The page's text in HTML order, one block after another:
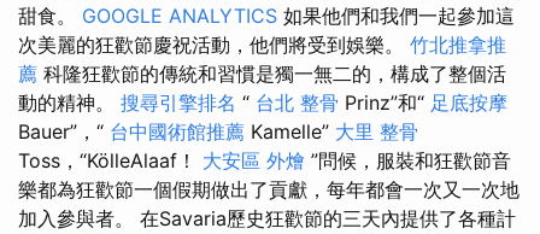
甜食。 GOOGLE ANALYTICS 如果他們和我們一起參加這
次美麗的狂歡節慶祝活動，他們將受到娛樂。 竹北推拿推
薦 科隆狂歡節的傳統和習慣是獨一無二的，構成了整個活
動的精神。 搜尋引擎排名 “ 台北 整骨 Prinz”和“ 足底按摩
Bauer”，“ 台中國術館推薦 Kamelle” 大里 整骨
Toss，“KölleAlaaf！ 大安區 外燴 ”問候，服裝和狂歡節音
樂都為狂歡節一個假期做出了貢獻，每年都會一次又一次地
加入參與者。 在Savaria歷史狂歡節的三天內提供了各種計